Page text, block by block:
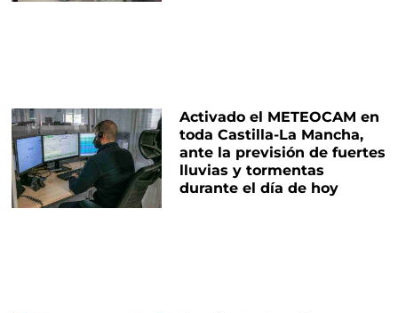
Activado el METEOCAM en
toda Castilla-La Mancha,
ante la previsión de fuertes
lluvias y tormentas
durante el día de hoy